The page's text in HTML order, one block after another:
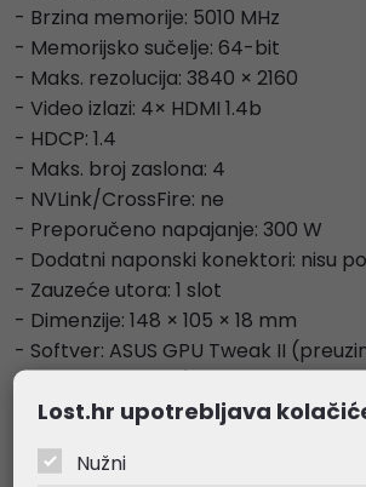
- Brzina memorije: 5010 MHz
- Memorijsko sučelje: 64-bit
- Maks. rezolucija: 3840 × 2160
- Video izlazi: 4× HDMI 1.4b
- HDCP: 1.4
- Maks. broj zaslona: 4
- NVLink/CrossFire: ne
- Preporučeno napajanje: 300 W
- Dodatni naponski konektori: nisu
- Zauzeće utora: 1 slot
- Dimenzije: 148 × 105 × 18 mm
- Softver: ASUS GPU Tweak II
službene stranice)
- Dodatno: Speedsetup priručnik
Lost.hr upotrebljava
Nužni